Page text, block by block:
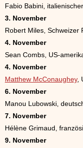
Fabio Babini,
3. November
Robert Miles, Schweizer
4. November
Sean Combs, US-
4. November
Matthew McConaughey,
6. November
Manou Lubowski,
7. November
Hélène Grimaud,
9. November